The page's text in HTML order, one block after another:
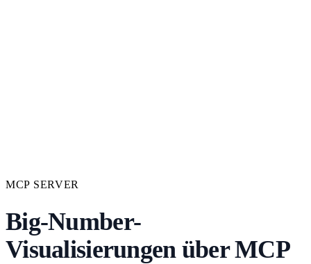
MCP SERVER
Big-Number-
Visualisierungen über MCP